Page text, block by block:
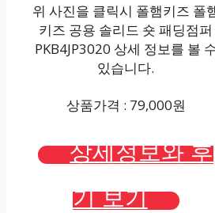
위 사진을 클릭시 폴햄키즈 폴
키즈 공용 솔리드 숏 패딩점퍼
PKB4JP3020 상세 정보를 볼
있습니다.
상품가격 : 79,000원
상세정보와 후
기 보기